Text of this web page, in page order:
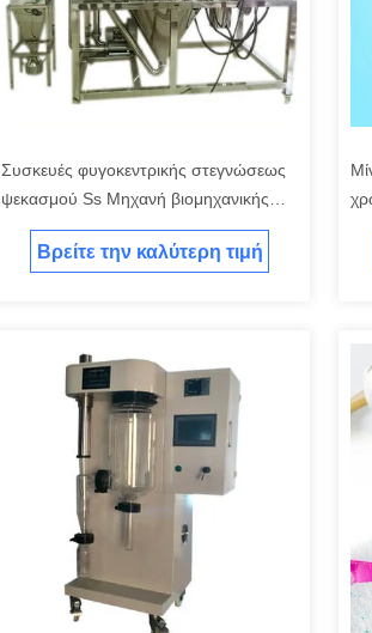
Συσκευές φυγοκεντρικής στεγνώσεως
ψεκασμού Ss Μηχανή βιομηχανικής
στεγνώσεως ψεκασμού
Βρείτε την καλύτερη τιμή